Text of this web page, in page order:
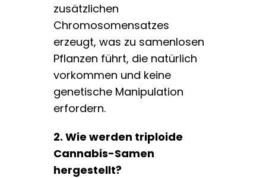
zusätzlichen
Chromosomensatzes
erzeugt, was zu samenlosen
Pflanzen führt, die natürlich
vorkommen und keine
genetische Manipulation
erfordern.
2. Wie werden triploide
Cannabis-Samen
hergestellt?